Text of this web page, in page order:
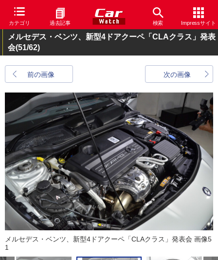
カテゴリ 過去記事 検索 Impressサイト
メルセデス・ベンツ、新型4ドアクーペ「CLAクラス」発表
会(51/62)
前の画像 次の画像
メルセデス・ベンツ、新型4ドアクーペ「CLAクラス」発表会 画像5
1